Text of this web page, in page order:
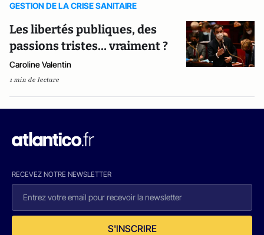
GESTION DE LA CRISE SANITAIRE
Les libertés publiques, des
passions tristes… vraiment ?
Caroline Valentin
1 min de lecture
RECEVEZ NOTRE NEWSLETTER
S'INSCRIRE